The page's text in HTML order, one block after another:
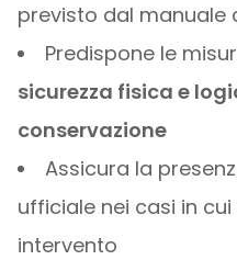
previsto dal manuale
Predispone le
sicurezza fisica e
conservazione
Assicura la
ufficiale nei casi in
intervento